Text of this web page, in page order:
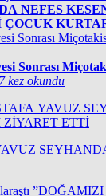
NEFES
ÇOCUK
Sonrası
kez okundu